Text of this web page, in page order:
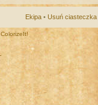
Ekipa • Usuń ciasteczka
ColorizeIt!